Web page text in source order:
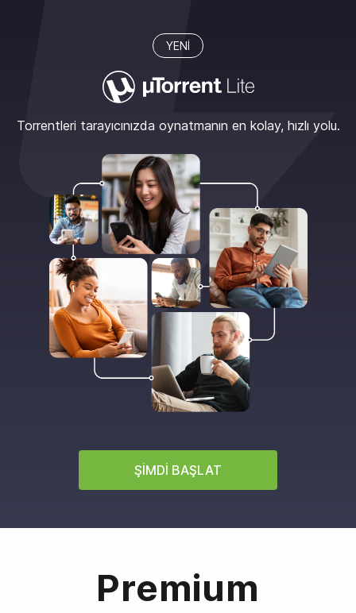
YENİ
Torrentleri tarayıcınızda oynatmanın en kolay, hızlı yolu.
ŞIMDI BAŞLAT
Premium